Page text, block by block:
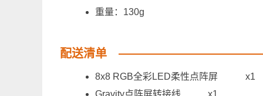
重量：130g
配送清单
8x8 RGB全彩LED柔性点阵屏
x1
Gravity点阵屏转接线
x1